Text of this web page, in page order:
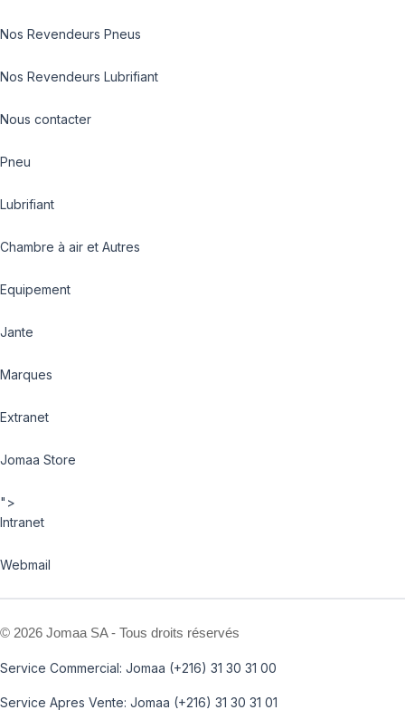
Nos Revendeurs Pneus
Nos Revendeurs Lubrifiant
Nous contacter
Pneu
Lubrifiant
Chambre à air et Autres
Equipement
Jante
Marques
Extranet
Jomaa Store
">
Intranet
Webmail
© 2026 Jomaa SA - Tous droits réservés
Service Commercial: Jomaa (+216) 31 30 31 00
Service Apres Vente: Jomaa (+216) 31 30 31 01